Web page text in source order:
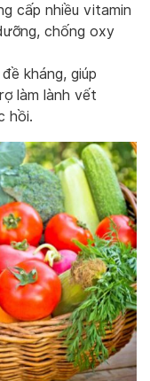
cấp nhiều vitamin
chống oxy
kháng, giúp
làm lành vết
hồi.